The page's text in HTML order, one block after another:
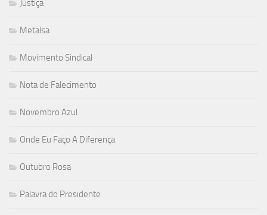
Justiça
Metalsa
Movimento Sindical
Nota de Falecimento
Novembro Azul
Onde Eu Faço A Diferença
Outubro Rosa
Palavra do Presidente